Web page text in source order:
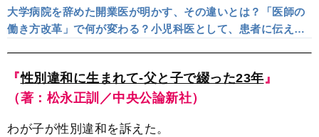
大学病院を辞めた開業医が明かす、その違いとは？「医師の
働き方改革」で何が変わる？小児科医として、患者に伝えた
『性別違和に生まれて-父と子で綴った23年』
（著：松永正訓／中央公論新社）
わが子が性別違和を訴えた。